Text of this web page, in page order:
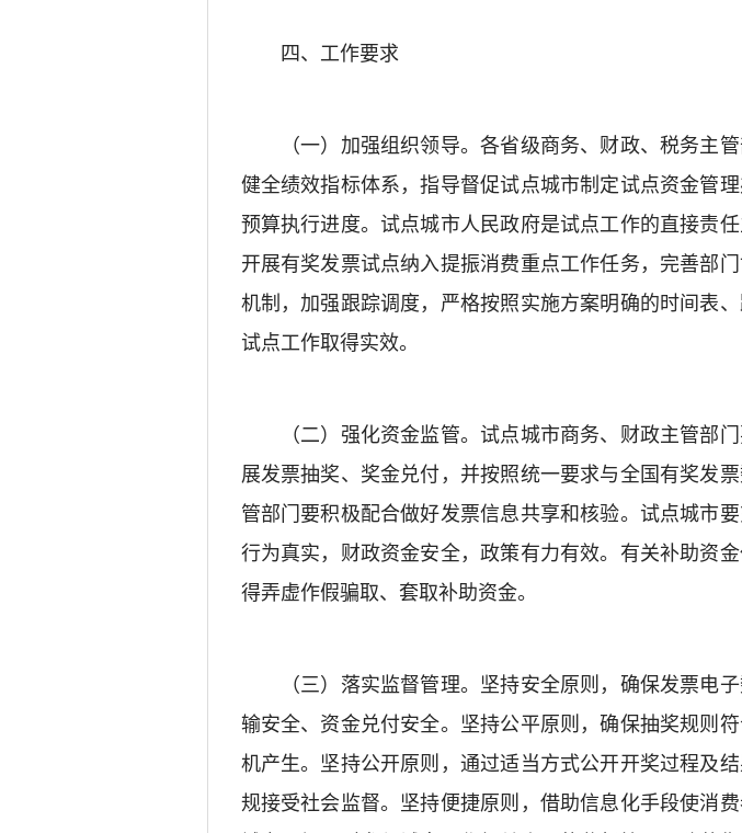
四、工作要求
（一）加强组织领导。各省级商务、财政、税务主管
健全绩效指标体系，指导督促试点城市制定试点资金管
预算执行进度。试点城市人民政府是试点工作的直接责
开展有奖发票试点纳入提振消费重点工作任务，完善部
机制，加强跟踪调度，严格按照实施方案明确的时间表
试点工作取得实效。
（二）强化资金监管。试点城市商务、财政主管部门
展发票抽奖、奖金兑付，并按照统一要求与全国有奖发
管部门要积极配合做好发票信息共享和核验。试点城市
行为真实，财政资金安全，政策有力有效。有关补助资
得弄虚作假骗取、套取补助资金。
（三）落实监督管理。坚持安全原则，确保发票电子
输安全、资金兑付安全。坚持公平原则，确保抽奖规则
机产生。坚持公开原则，通过适当方式公开开奖过程及
规接受社会监督。坚持便捷原则，借助信息化手段使消